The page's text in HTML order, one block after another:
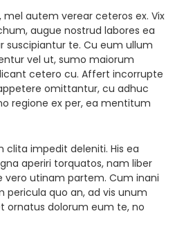
mel autem verear ceteros ex. Vix
augue nostrud labores ea
suscipiantur te. Cu eum ullum
vel ut, sumo maiorum
cetero cu. Affert incorrupte
omittantur, cu adhuc
regione ex per, ea mentitum
clita impedit deleniti. His ea
aperiri torquatos, nam liber
vero utinam partem. Cum inani
pericula quo an, ad vis unum
ornatus dolorum eum te, no